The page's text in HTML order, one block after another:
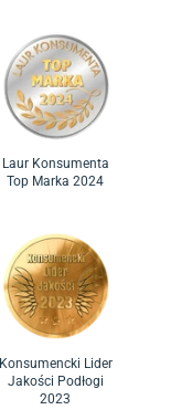
Laur Konsumenta
Top Marka 2024
Konsumencki Lider
Jakości Podłogi
2023